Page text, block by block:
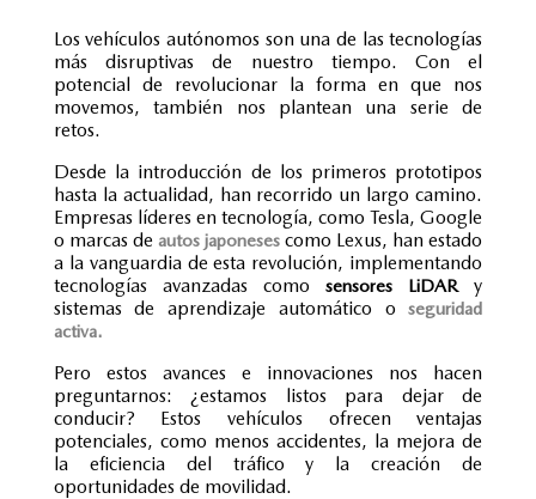
Losvehículos autónomos son una de las tecnologías
más disruptivas de nuestro tiempo. Con el
potencial de revolucionar la forma en que nos
movemos, también nos plantean una serie de
retos.
Desde la introducción de los primeros prototipos
hasta la actualidad, han recorrido un largo camino.
Empresas líderes en tecnología, como Tesla, Google
o marcas de autos japonesescomo Lexus, han estado
a la vanguardia de esta revolución, implementando
tecnologías avanzadas comosensores LiDAR y
sistemas de aprendizaje automático oseguridad
activa.
Pero estos avances e innovaciones nos hacen
preguntarnos: ¿estamos listos para dejar de
conducir? Estos vehículos ofrecen ventajas
potenciales, como menos accidentes, la mejora de
la eficiencia del tráfico y la creación de
oportunidades de movilidad.